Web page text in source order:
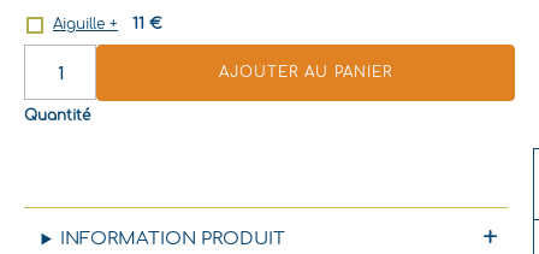
Aiguille + 11 €
Quantité
AJOUTER AU PANIER
INFORMATION PRODUIT